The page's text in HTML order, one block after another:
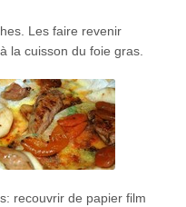
Les faire revenir
la cuisson du foie gras.
recouvrir de papier film